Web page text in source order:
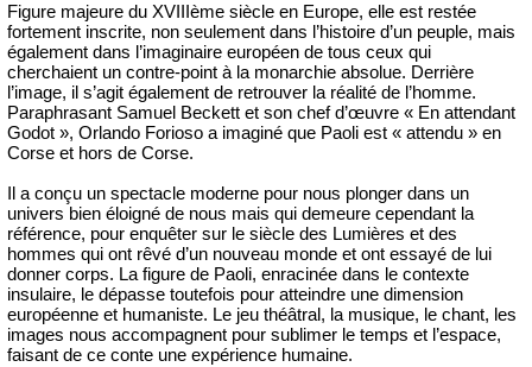
Figure majeure du XVIIIème siècle en Europe, elle est restée
fortement inscrite, non seulement dans l’histoire d’un peuple, mais
également dans l’imaginaire européen de tous ceux qui
cherchaient un contre-point à la monarchie absolue. Derrière
l’image, il s’agit également de retrouver la réalité de l’homme.
Paraphrasant Samuel Beckett et son chef d’œuvre « En attendant
Godot », Orlando Forioso a imaginé que Paoli est « attendu » en
Corse et hors de Corse.
Il a conçu un spectacle moderne pour nous plonger dans un
univers bien éloigné de nous mais qui demeure cependant la
référence, pour enquêter sur le siècle des Lumières et des
hommes qui ont rêvé d’un nouveau monde et ont essayé de lui
donner corps. La figure de Paoli, enracinée dans le contexte
insulaire, le dépasse toutefois pour atteindre une dimension
européenne et humaniste. Le jeu théâtral, la musique, le chant, les
images nous accompagnent pour sublimer le temps et l’espace,
faisant de ce conte une expérience humaine.